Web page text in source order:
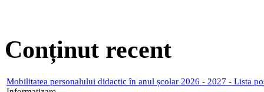
Conținut recent
Mobilitatea personalului didactic în anul școlar 2026 - 2027 - Lista